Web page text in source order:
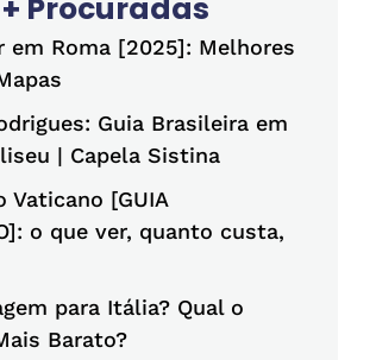
Procuradas
em Roma [2025]: Melhores
Guia Brasileira em
| Capela Sistina
Vaticano [GUIA
o que ver, quanto custa,
para Itália? Qual o
Barato?